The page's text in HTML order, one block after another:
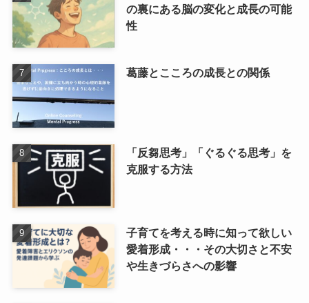
の裏にある脳の変化と成長の可能
性
葛藤とこころの成長との関係
「反芻思考」「ぐるぐる思考」を
克服する方法
子育てを考える時に知って欲しい
愛着形成・・・その大切さと不安
や生きづらさへの影響